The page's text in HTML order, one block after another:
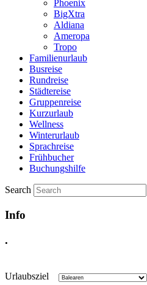
Phoenix
BigXtra
Aldiana
Ameropa
Tropo
Familienurlaub
Busreise
Rundreise
Städtereise
Gruppenreise
Kurzurlaub
Wellness
Winterurlaub
Sprachreise
Frühbucher
Buchungshilfe
Search
Info
.
Urlaubsziel